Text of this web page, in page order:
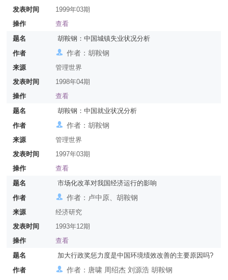
发表时间
1999年03期
操作
查看
题名
胡鞍钢：中国城镇失业状况分析
作者
作者：胡鞍钢
来源
管理世界
发表时间
1998年04期
操作
查看
题名
胡鞍钢：中国就业状况分析
作者
作者：胡鞍钢
来源
管理世界
发表时间
1997年03期
操作
查看
题名
市场化改革对我国经济运行的影响
作者
作者：卢中原、胡鞍钢
来源
经济研究
发表时间
1993年12期
操作
查看
题名
加大行政奖惩力度是中国环境绩效改善的主要原因吗?
作者
作者：唐啸 周绍杰 刘源浩 胡鞍钢